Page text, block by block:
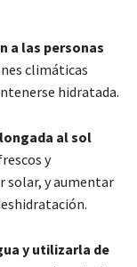
a las personas
climáticas
hidratada.
al sol
y
solar, y aumentar
y utilizarla de